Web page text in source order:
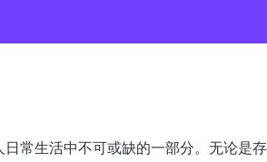
常生活中不可或缺的一部分。无论